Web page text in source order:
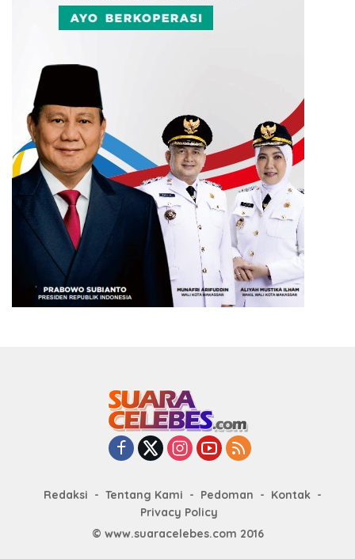
Redaksi Tentang Kami Pedoman
Kontak
Privacy Policy
© www.suaracelebes.com 2016